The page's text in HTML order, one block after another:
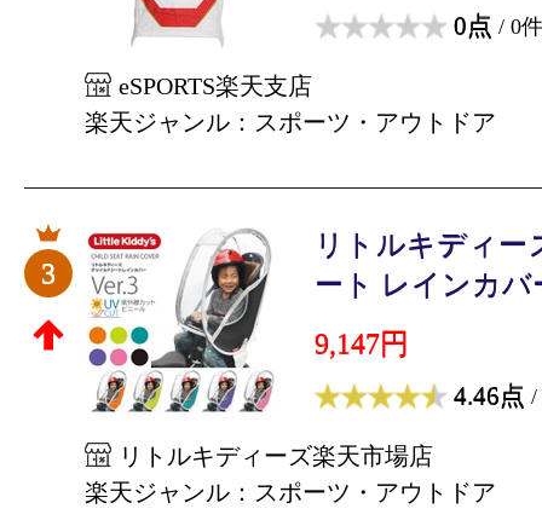
0点 / 0件
eSPORTS楽天支店
楽天ジャンル：スポーツ・アウトドア
3
リトルキディー
ート レインカバ
9,147円
4.46点 /
リトルキディーズ楽天市場店
楽天ジャンル：スポーツ・アウトドア